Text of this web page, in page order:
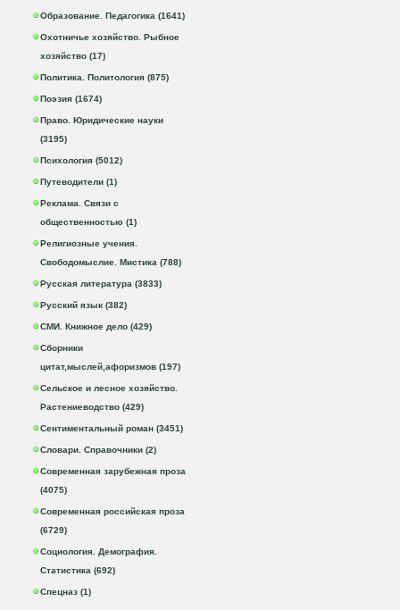
Образование. Педагогика (1641)
Охотничье хозяйство. Рыбное
хозяйство (17)
Политика. Политология (875)
Поэзия (1674)
Право. Юридические науки
(3195)
Психология (5012)
Путеводители (1)
Реклама. Связи с
общественностью (1)
Религиозные учения.
Свободомыслие. Мистика (788)
Русская литература (3833)
Русский язык (382)
СМИ. Книжное дело (429)
Сборники
цитат,мыслей,афоризмов (197)
Сельское и лесное хозяйство.
Растениеводство (429)
Сентиментальный роман (3451)
Словари. Справочники (2)
Современная зарубежная проза
(4075)
Современная российская проза
(6729)
Социология. Демография.
Статистика (692)
Спецназ (1)